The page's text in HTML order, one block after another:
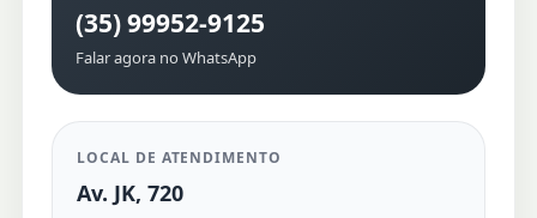
(35) 99952-9125
Falar agora no WhatsApp
LOCAL DE ATENDIMENTO
Av. JK, 720